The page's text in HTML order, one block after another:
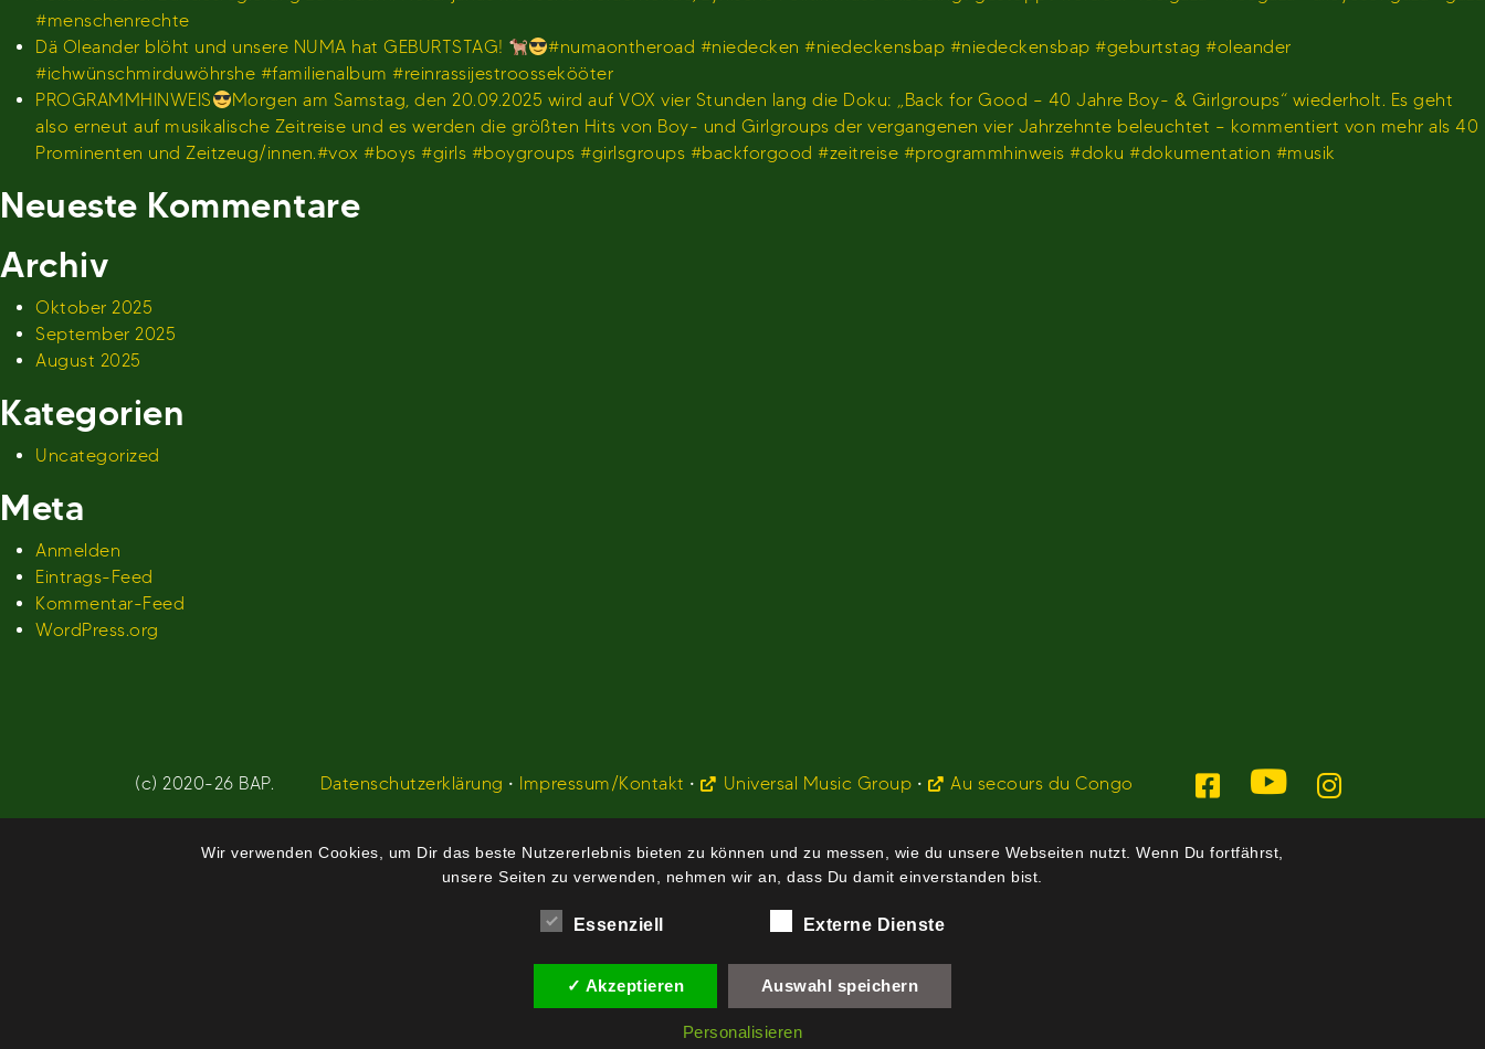
#menschenrechte
Dä Oleander blöht und unsere NUMA hat GEBURTSTAG!
#numaontheroad #niedecken #niedeckensbap #niedeckensbap #geburtstag #oleander
#ichwünschmirduwöhrshe #familienalbum #reinrassijestroossekööter
PROGRAMMHINWEIS
Morgen am Samstag, den 20.09.2025 wird auf VOX vier Stunden lang die Doku: „Back for Good – 40 Jahre Boy- & Girlgroups“ wiederholt. Es geht
also erneut auf musikalische Zeitreise und es werden die größten Hits von Boy- und Girlgroups der vergangenen vier Jahrzehnte beleuchtet – kommentiert von mehr als 40
Prominenten und Zeitzeug/innen.#vox #boys #girls #boygroups #girlsgroups #backforgood #zeitreise #programmhinweis #doku #dokumentation #musik
Neueste Kommentare
Archiv
Oktober 2025
September 2025
August 2025
Kategorien
Uncategorized
Meta
Anmelden
Eintrags-Feed
Kommentar-Feed
WordPress.org
(c) 2020-26 BAP. Datenschutzerklärung • Impressum/Kontakt • Universal Music Group • Au secours du Congo
Wir verwenden Cookies, um Dir das beste Nutzererlebnis bieten zu können und zu messen, wie du unsere Webseiten nutzt. Wenn Du fortfährst,
unsere Seiten zu verwenden, nehmen wir an, dass Du damit einverstanden bist.
Essenziell Externe Dienste
✓ Akzeptieren Auswahl speichern
Personalisieren